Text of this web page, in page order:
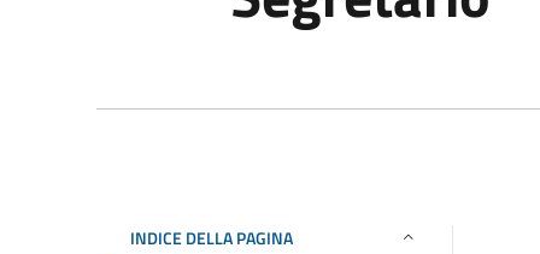
INDICE DELLA PAGINA